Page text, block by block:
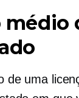
médio
de uma